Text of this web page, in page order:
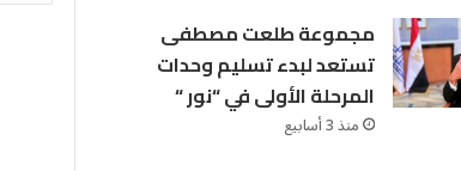
مجموعة طلعت مصطفى
تستعد لبدء تسليم وحدات
المرحلة الأولى في “نور “
منذ 3 أسابيع